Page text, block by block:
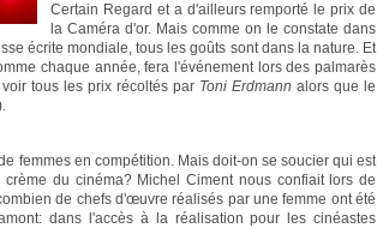
Certain Regard et a d'ailleurs remporté le prix de
la Caméra d'or. Mais comme on le constate dans
écrite mondiale, tous les goûts sont dans la nature. Et
chaque année, fera l'événement lors des palmarès
tous les prix récoltés par Toni Erdmann alors que le
femmes en compétition. Mais doit-on se soucier qui est
du cinéma? Michel Ciment nous confiait lors de
de chefs d'œuvre réalisés par une femme ont été
dans l'accès à la réalisation pour les cinéastes